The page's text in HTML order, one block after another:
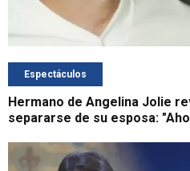
Espectáculos
Hermano de Angelina Jolie
separarse de su esposa: